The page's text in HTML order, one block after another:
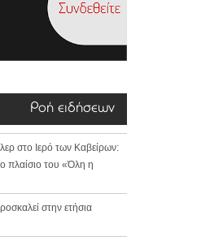
Ροή ειδήσεων
στο Ιερό των Καβείρων:
πλαίσιο του «Όλη η
στην ετήσια